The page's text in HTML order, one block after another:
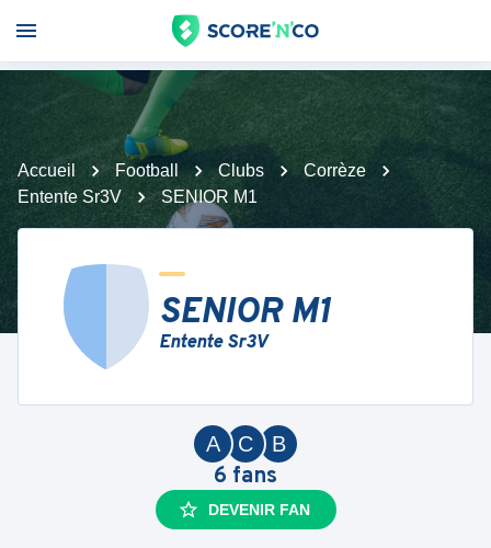
Accueil Football Clubs
Corrèze
Entente Sr3V
SENIOR M1
SENIOR M1
Entente Sr3V
B
C
A
6 fans
DEVENIR FAN